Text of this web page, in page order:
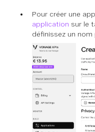
Pour créer une
application sur le
définissez un